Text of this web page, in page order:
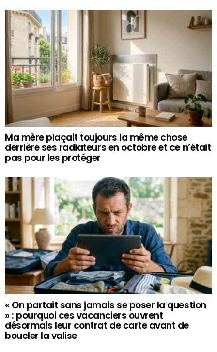
Ma mère plaçait toujours la même chose
derrière ses radiateurs en octobre et ce n’était
pas pour les protéger
« On partait sans jamais se poser la question
» : pourquoi ces vacanciers ouvrent
désormais leur contrat de carte avant de
boucler la valise